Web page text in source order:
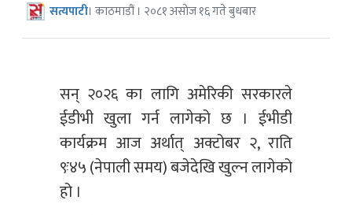
सत्यपाटी। काठमाडौं । २०८१ असोज १६ गते बुधबार
सन् २०२६ का लागि अमेरिकी सरकारले
ईडीभी खुला गर्न लागेको छ । ईभीडी
कार्यक्रम आज अर्थात् अक्टोबर २, राति
९ः४५ (नेपाली समय) बजेदेखि खुल्न लागेको
हो ।